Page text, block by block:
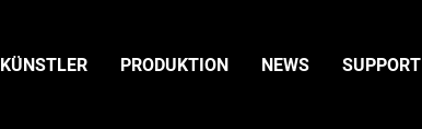
KÜNSTLER PRODUKTION NEWS SUPPORT